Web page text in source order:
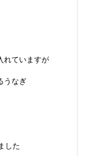
れていますが
うなぎ
した